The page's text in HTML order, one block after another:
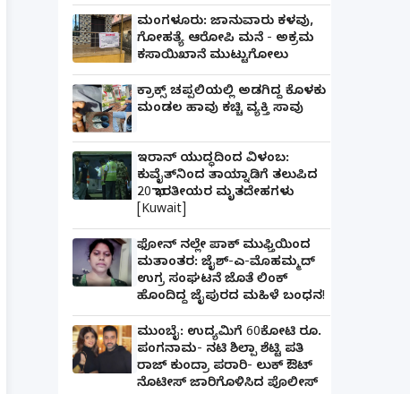
ಮಂಗಳೂರು: ಜಾನುವಾರು ಕಳವು,
ಗೋಹತ್ಯೆ ಆರೋಪಿ ಮನೆ - ಅಕ್ರಮ
ಕಸಾಯಿಖಾನೆ ಮುಟ್ಟುಗೋಲು
ಕ್ರಾಕ್ಸ್ ಚಪ್ಪಲಿಯಲ್ಲಿ ಅಡಗಿದ್ದ ಕೊಳಕು
ಮಂಡಲ ಹಾವು ಕಚ್ಚಿ ವ್ಯಕ್ತಿ ಸಾವು
ಇರಾನ್ ಯುದ್ಧದಿಂದ ವಿಳಂಬ:
ಕುವೈತ್‌ನಿಂದ ತಾಯ್ನಾಡಿಗೆ ತಲುಪಿದ
20 ಭಾರತೀಯರ ಮೃತದೇಹಗಳು
[Kuwait]
ಫೋನ್ ನಲ್ಲೇ ಪಾಕ್ ಮುಫ್ತಿಯಿಂದ
ಮತಾಂತರ: ಜೈಶ್-ಎ-ಮೊಹಮ್ಮದ್
ಉಗ್ರ ಸಂಘಟನೆ ಜೊತೆ ಲಿಂಕ್
ಹೊಂದಿದ್ದ ಜೈಪುರದ ಮಹಿಳೆ ಬಂಧನ!
ಮುಂಬೈ: ಉದ್ಯಮಿಗೆ 60ಕೋಟಿ ರೂ.
ಪಂಗನಾಮ- ನಟಿ ಶಿಲ್ಪಾ ಶೆಟ್ಟಿ ಪತಿ
ರಾಜ್ ಕುಂದ್ರಾ ಪರಾರಿ- ಲುಕ್ ಔಟ್
ನೊಟೀಸ್ ಜಾರಿಗೊಳಿಸಿದ ಪೊಲೀಸ್